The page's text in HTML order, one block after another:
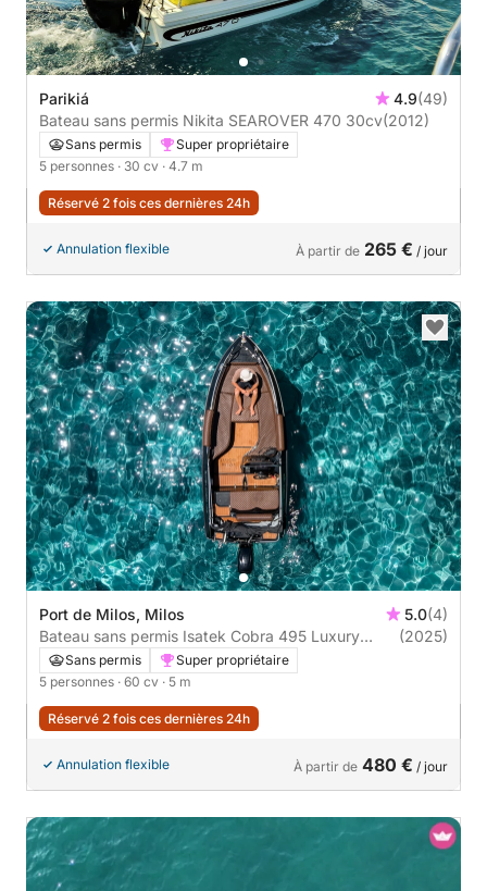
Parikiá 4.9(49)
Bateau sans permis Nikita SEAROVER 470 30cv(2012)
Sans permis
Super propriétaire
5 personnes · 30 cv · 4.7 m
Réservé 2 fois ces dernières 24h
Annulation flexible À partir de 265 € / jour
Port de Milos, Milos 5.0(4)
Bateau sans permis Isatek Cobra 495 Luxury
Edition 60cv
(2025)
Sans permis
Super propriétaire
5 personnes · 60 cv · 5 m
Réservé 2 fois ces dernières 24h
Annulation flexible À partir de 480 € / jour